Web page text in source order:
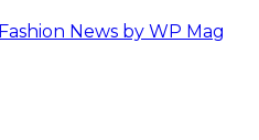
Fashion News by WP Mag